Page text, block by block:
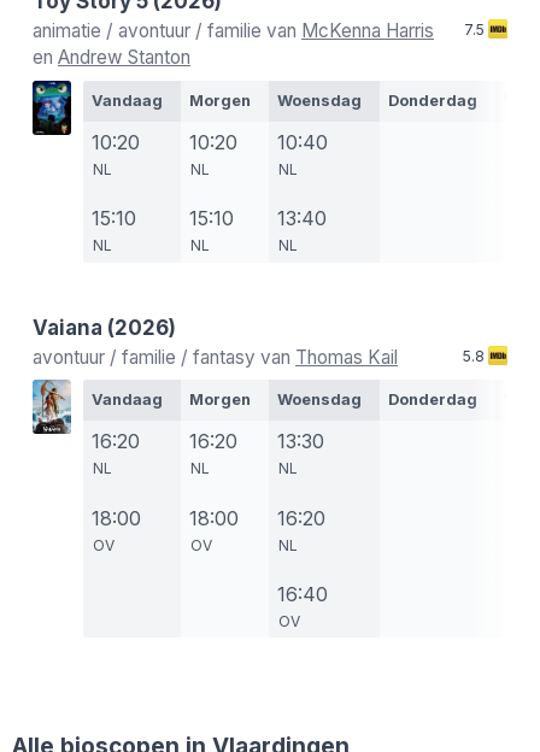
animatie / avontuur / familie van McKenna Harris
en Andrew Stanton
7.5
Vandaag Morgen Woensdag Donderdag
10:20
NL
15:10
NL
10:20
NL
15:10
NL
10:40
NL
13:40
NL
Vaiana (2026)
avontuur / familie / fantasy van Thomas Kail 5.8
Vandaag Morgen Woensdag Donderdag
16:20
NL
18:00
OV
16:20
NL
18:00
OV
13:30
NL
16:20
NL
16:40
OV